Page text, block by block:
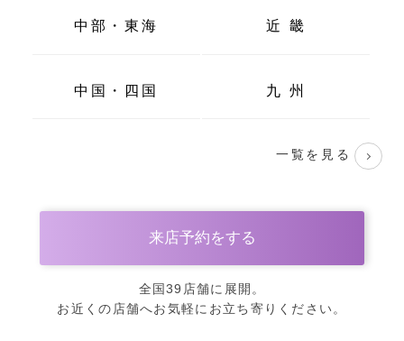
中部・東海 近 畿
中国・四国 九 州
一覧を見る
来店予約をする
全国39店舗に展開。
お近くの店舗へお気軽にお立ち寄りください。